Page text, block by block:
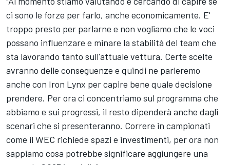
ci sono le forze per farlo, anche economicamente. E'
troppo presto per parlarne e non vogliamo che le voci
possano influenzare e minare la stabilità del team che
sta lavorando tanto sull'attuale vettura. Certe scelte
avranno delle conseguenze e quindi ne parleremo
anche con Iron Lynx per capire bene quale decisione
prendere. Per ora ci concentriamo sul programma che
abbiamo e sui progressi, il resto dipenderà anche dagli
scenari che si presenteranno. Correre in campionati
come il WEC richiede spazi e investimenti, per ora non
sappiamo cosa potrebbe significare aggiungere una